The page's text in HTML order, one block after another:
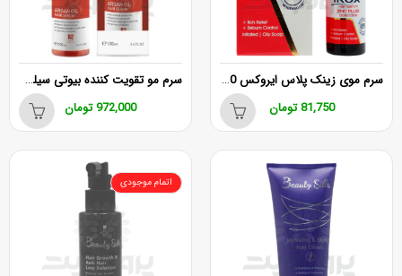
سرم موی زینک پلاس ایروکس 30 میلی لیتر
81,750 تومان
سرم مو تقویت کننده بیوتی سیلک حاوی روغن آرگان حجم 100 میلی لیتر
972,000تومان
اتمام موجودی